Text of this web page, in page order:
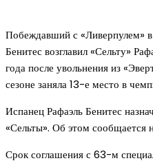
Побеждавший с «Ливерпулем»
Бенитес возглавил «Сельту»
года после увольнения из
сезоне заняла 13-е место в
Испанец Рафаэль Бенитес
«Сельты». Об этом сообщается
Срок соглашения с 63-м